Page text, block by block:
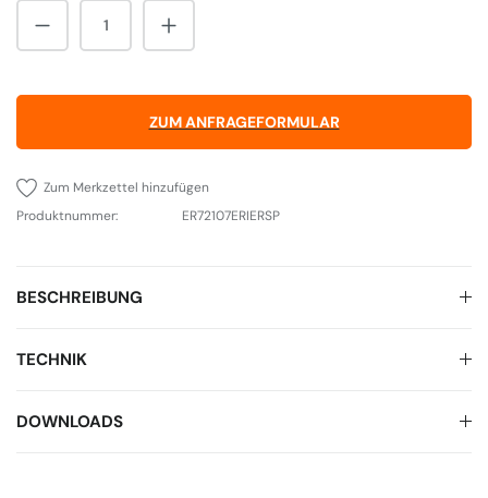
Produkt Anzahl: Gib den gewünschten
ZUM ANFRAGEFORMULAR
Zum Merkzettel hinzufügen
Produktnummer:
ER72107ERIERSP
BESCHREIBUNG
TECHNIK
DOWNLOADS